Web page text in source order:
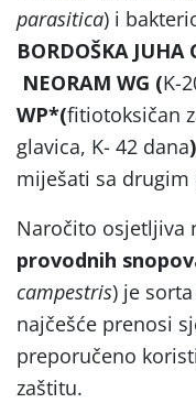
parasitica) i
BORDOŠKA JUHA
NEORAM WG (K-
WP*(fitiotoksičan
glavica, K- 42 dana
miješati sa
Naročito osjetljiva
provodnih
campestris) je
najčešće prenosi
preporučeno
zaštitu.